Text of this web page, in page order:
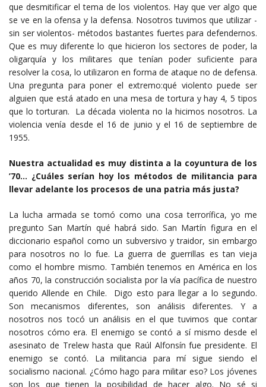
que desmitificar el tema de los violentos. Hay que ver algo que
se ve en la ofensa y la defensa. Nosotros tuvimos que utilizar -
sin ser violentos- métodos bastantes fuertes para defendernos.
Que es muy diferente lo que hicieron los sectores de poder, la
oligarquía y los militares que tenían poder suficiente para
resolver la cosa, lo utilizaron en forma de ataque no de defensa.
Una pregunta para poner el extremo:qué violento puede ser
alguien que está atado en una mesa de tortura y hay 4, 5 tipos
que lo torturan. La década violenta no la hicimos nosotros. La
violencia venía desde el 16 de junio y el 16 de septiembre de
1955.
Nuestra actualidad es muy distinta a la coyuntura de los
’70… ¿Cuáles serían hoy los métodos de militancia para
llevar adelante los procesos de una patria más justa?
La lucha armada se tomó como una cosa terrorífica, yo me
pregunto San Martín qué habrá sido. San Martín figura en el
diccionario español como un subversivo y traidor, sin embargo
para nosotros no lo fue. La guerra de guerrillas es tan vieja
como el hombre mismo. También tenemos en América en los
años 70, la construcción socialista por la vía pacífica de nuestro
querido Allende en Chile. Digo esto para llegar a lo segundo.
Son mecanismos diferentes, son análisis diferentes. Y a
nosotros nos tocó un análisis en el que tuvimos que contar
nosotros cómo era. El enemigo se contó a sí mismo desde el
asesinato de Trelew hasta que Raúl Alfonsín fue presidente. El
enemigo se contó. La militancia para mí sigue siendo el
socialismo nacional. ¿Cómo hago para militar eso? Los jóvenes
son los que tienen la posibilidad de hacer algo. No sé si